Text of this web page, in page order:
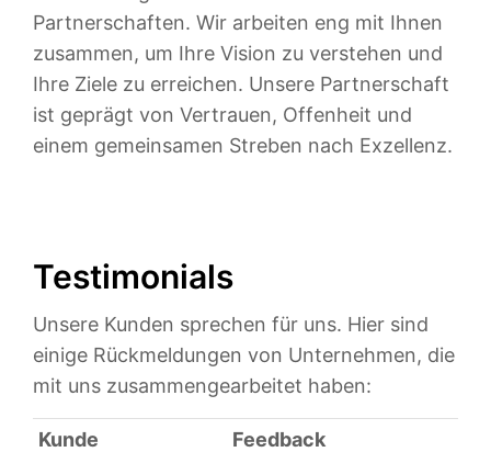
Partnerschaften. Wir arbeiten eng mit Ihnen
zusammen, um Ihre Vision zu verstehen und
Ihre Ziele zu erreichen. Unsere Partnerschaft
ist geprägt von Vertrauen, Offenheit und
einem gemeinsamen Streben nach Exzellenz.
Testimonials
Unsere Kunden sprechen für uns. Hier sind
einige Rückmeldungen von Unternehmen, die
mit uns zusammengearbeitet haben:
Kunde Feedback